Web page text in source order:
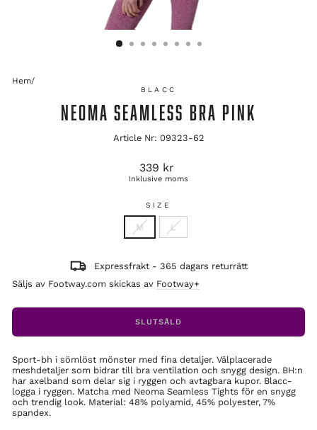
Hem/
BLACC
NEOMA SEAMLESS BRA PINK
Article Nr: 09323-62
Ordinarie
pris
339 kr
Inklusive moms
SIZE
M L
Expressfrakt - 365 dagars returrätt
Säljs av Footway.com skickas av Footway+
SLUTSÅLD
Sport-bh i sömlöst mönster med fina detaljer. Välplacerade
meshdetaljer som bidrar till bra ventilation och snygg design. BH:n
har axelband som delar sig i ryggen och avtagbara kupor. Blacc-
logga i ryggen. Matcha med Neoma Seamless Tights för en snygg
och trendig look. Material: 48% polyamid, 45% polyester, 7%
spandex.